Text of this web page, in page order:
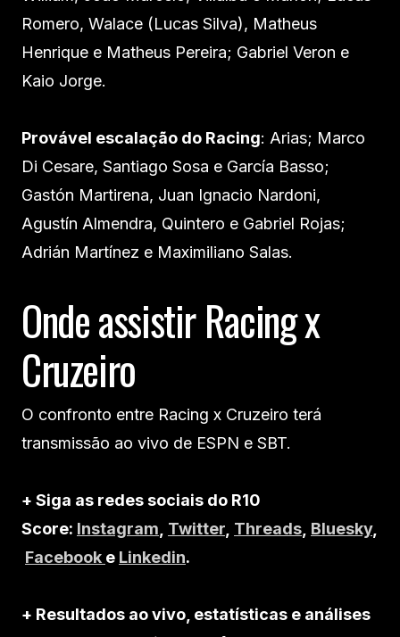
Romero, Walace (Lucas Silva), Matheus
Henrique e Matheus Pereira; Gabriel Veron e
Kaio Jorge.
Provável escalação do Racing: Arias; Marco
Di Cesare, Santiago Sosa e García Basso;
Gastón Martirena, Juan Ignacio Nardoni,
Agustín Almendra, Quintero e Gabriel Rojas;
Adrián Martínez e Maximiliano Salas.
Onde assistir Racing x
Cruzeiro
O confronto entre Racing x Cruzeiro terá
transmissão ao vivo de ESPN e SBT.
+ Siga as redes sociais do R10
Score: Instagram Twitter Threads Bluesky,
Facebook e Linkedin.
+ Resultados ao vivo, estatísticas e análises